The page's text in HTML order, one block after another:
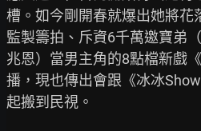
槽。如今剛開春就爆出她將花
監製籌拍、斥資6千萬邀寶弟
兆恩）當男主角的8點檔新戲
播，現也傳出會跟《冰冰
起搬到民視。